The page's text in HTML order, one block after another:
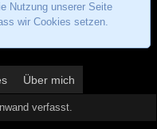
Nutzung unserer Seite
wir Cookies setzen.
Über mich
verfasst.